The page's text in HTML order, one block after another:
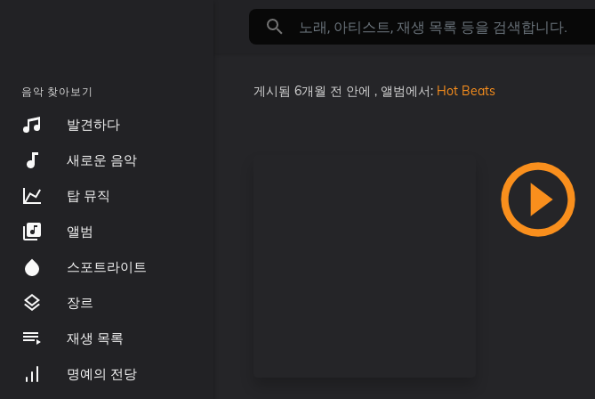
음악 찾아보기
발견하다
새로운 음악
탑 뮤직
앨범
스포트라이트
장르
재생 목록
명예의 전당
게시됨 6개월 전 안에 , 앨범에서: Hot Beats